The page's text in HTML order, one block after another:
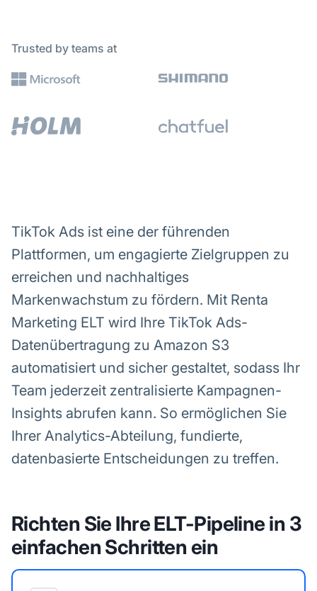
Trusted by teams at
TikTok Ads ist eine der führenden
Plattformen, um engagierte Zielgruppen zu
erreichen und nachhaltiges
Markenwachstum zu fördern. Mit Renta
Marketing ELT wird Ihre TikTok Ads-
Datenübertragung zu Amazon S3
automatisiert und sicher gestaltet, sodass Ihr
Team jederzeit zentralisierte Kampagnen-
Insights abrufen kann. So ermöglichen Sie
Ihrer Analytics-Abteilung, fundierte,
datenbasierte Entscheidungen zu treffen.
Richten Sie Ihre ELT-Pipeline in 3
einfachen Schritten ein